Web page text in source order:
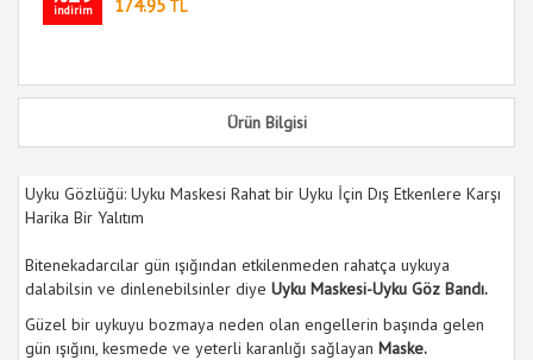
indirim 174.95 TL
Ürün Bilgisi
Uyku Gözlüğü: Uyku Maskesi Rahat bir Uyku İçin Dış Etkenlere Karşı
Harika Bir Yalıtım
Bitenekadarcılar gün ışığından etkilenmeden rahatça uykuya
dalabilsin ve dinlenebilsinler diye Uyku Maskesi-Uyku Göz Bandı.
Güzel bir uykuyu bozmaya neden olan engellerin başında gelen
gün ışığını, kesmede ve yeterli karanlığı sağlayan Maske.